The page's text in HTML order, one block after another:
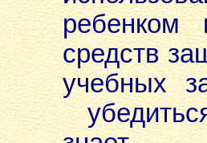
ребенком
средств
учебных